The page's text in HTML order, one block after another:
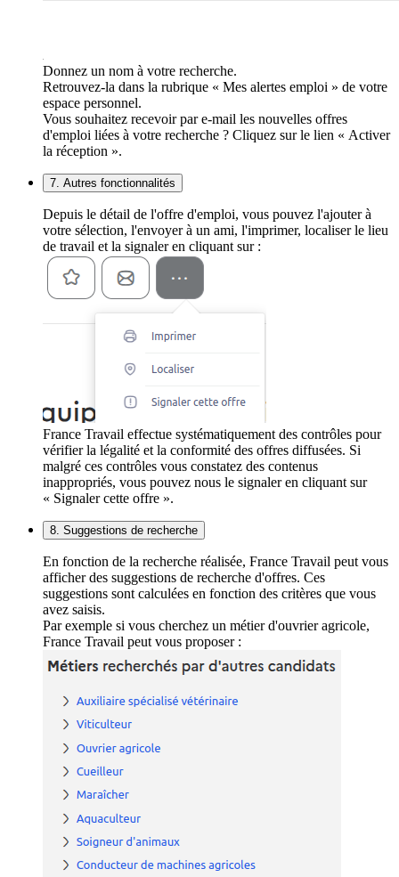
Donnez un nom à votre recherche.
Retrouvez-la dans la rubrique « Mes alertes emploi » de votre
espace personnel.
Vous souhaitez recevoir par e-mail les nouvelles offres
d'emploi liées à votre recherche ? Cliquez sur le lien « Activer
la réception ».
7. Autres fonctionnalités
Depuis le détail de l'offre d'emploi, vous pouvez l'ajouter à
votre sélection, l'envoyer à un ami, l'imprimer, localiser le lieu
de travail et la signaler en cliquant sur :
France Travail effectue systématiquement des contrôles pour
vérifier la légalité et la conformité des offres diffusées. Si
malgré ces contrôles vous constatez des contenus
inappropriés, vous pouvez nous le signaler en cliquant sur
« Signaler cette offre ».
8. Suggestions de recherche
En fonction de la recherche réalisée, France Travail peut vous
afficher des suggestions de recherche d'offres. Ces
suggestions sont calculées en fonction des critères que vous
avez saisis.
Par exemple si vous cherchez un métier d'ouvrier agricole,
France Travail peut vous proposer :